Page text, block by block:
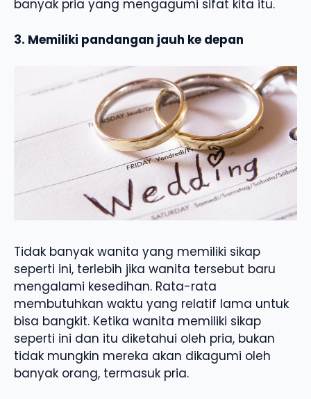
banyak pria yang mengagumi sifat kita itu.
3. Memiliki pandangan jauh ke depan
Tidak banyak wanita yang memiliki sikap
seperti ini, terlebih jika wanita tersebut baru
mengalami kesedihan. Rata-rata
membutuhkan waktu yang relatif lama untuk
bisa bangkit. Ketika wanita memiliki sikap
seperti ini dan itu diketahui oleh pria, bukan
tidak mungkin mereka akan dikagumi oleh
banyak orang, termasuk pria.